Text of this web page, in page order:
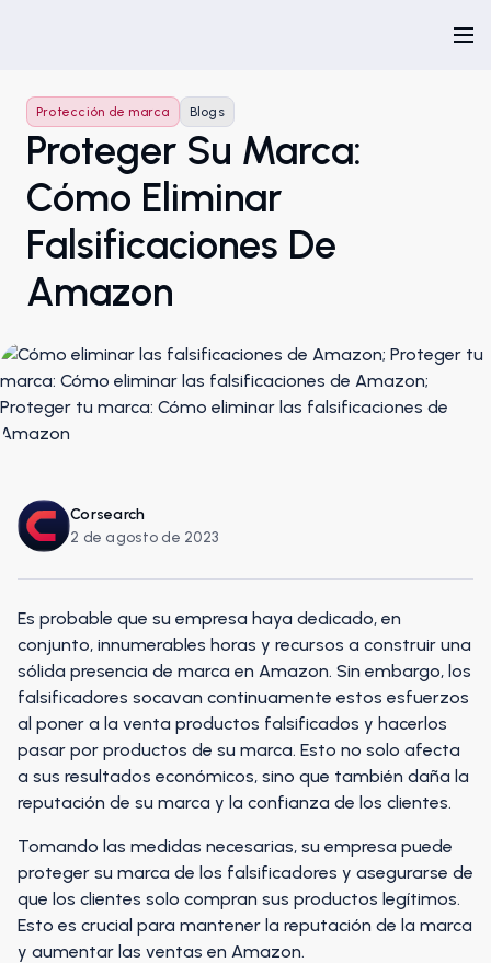
Protección de marca Blogs
Proteger Su Marca:
Cómo Eliminar
Falsificaciones De
Amazon
Corsearch
2 de agosto de 2023
Es probable que su empresa haya dedicado, en
conjunto, innumerables horas y recursos a construir una
sólida presencia de marca en Amazon. Sin embargo, los
falsificadores socavan continuamente estos esfuerzos
al poner a la venta productos falsificados y hacerlos
pasar por productos de su marca. Esto no solo afecta
a sus resultados económicos, sino que también daña la
reputación de su marca y la confianza de los clientes.
Tomando las medidas necesarias, su empresa puede
proteger su marca de los falsificadores y asegurarse de
que los clientes solo compran sus productos legítimos.
Esto es crucial para mantener la reputación de la marca
y aumentar las ventas en Amazon.